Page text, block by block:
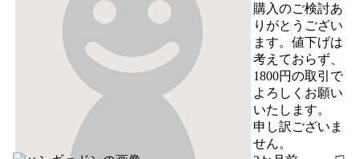
購入のご検討あ
りがとうござい
ます。値下げは
考えておらず、
1800円の取引で
よろしくお願い
いたします。
申し訳ございま
せん。